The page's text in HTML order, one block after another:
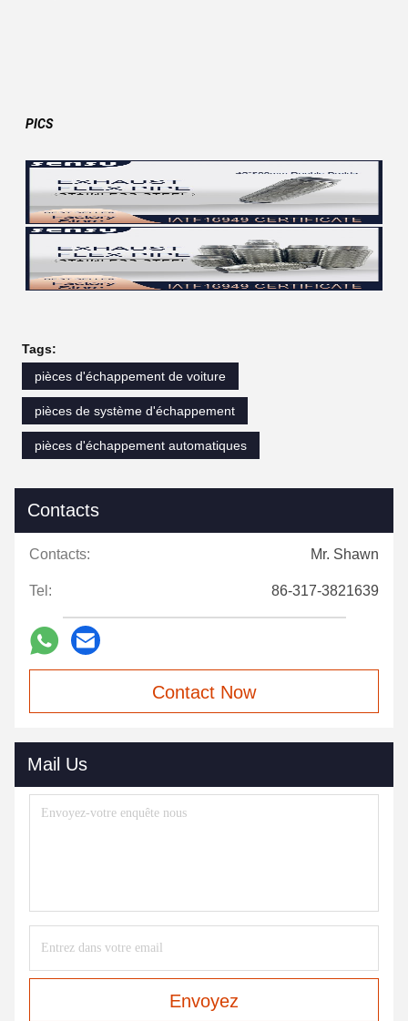
PICS
Tags:
pièces d'échappement de voiture
pièces de système d'échappement
pièces d'échappement automatiques
Contacts
Contacts: Mr. Shawn
Tel: 86-317-3821639
Contact Now
Mail Us
Envoyez